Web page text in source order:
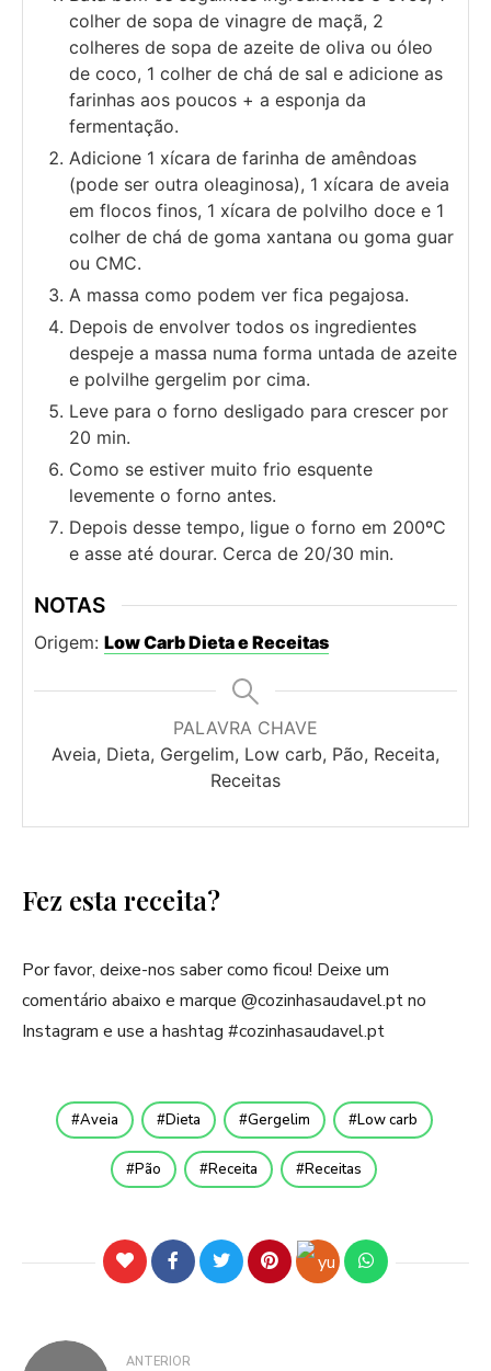
colher de sopa de vinagre de maçã, 2
colheres de sopa de azeite de oliva ou óleo
de coco, 1 colher de chá de sal e adicione as
farinhas aos poucos + a esponja da
fermentação.
Adicione 1 xícara de farinha de amêndoas
(pode ser outra oleaginosa), 1 xícara de aveia
em flocos finos, 1 xícara de polvilho doce e 1
colher de chá de goma xantana ou goma guar
ou CMC.
A massa como podem ver fica pegajosa.
Depois de envolver todos os ingredientes
despeje a massa numa forma untada de azeite
e polvilhe gergelim por cima.
Leve para o forno desligado para crescer por
20 min.
Como se estiver muito frio esquente
levemente o forno antes.
Depois desse tempo, ligue o forno em 200ºC
e asse até dourar. Cerca de 20/30 min.
NOTAS
Origem: Low Carb Dieta e Receitas
PALAVRA CHAVE
Aveia, Dieta, Gergelim, Low carb, Pão, Receita,
Receitas
Fez esta receita?
Por favor, deixe-nos saber como ficou! Deixe um
comentário abaixo e marque @cozinhasaudavel.pt no
Instagram e use a hashtag #cozinhasaudavel.pt
Aveia Dieta Gergelim Low carb
Pão Receita Receitas
ANTERIOR